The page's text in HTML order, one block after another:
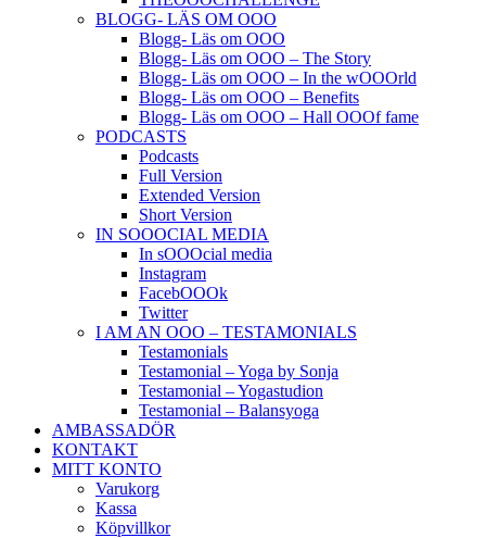
BLOGG- LÄS OM OOO
Blogg- Läs om OOO
Blogg- Läs om OOO – The Story
Blogg- Läs om OOO – In the wOOOrld
Blogg- Läs om OOO – Benefits
Blogg- Läs om OOO – Hall OOOf fame
PODCASTS
Podcasts
Full Version
Extended Version
Short Version
IN SOOOCIAL MEDIA
In sOOOcial media
Instagram
FacebOOOk
Twitter
I AM AN OOO – TESTAMONIALS
Testamonials
Testamonial – Yoga by Sonja
Testamonial – Yogastudion
Testamonial – Balansyoga
AMBASSADÖR
KONTAKT
MITT KONTO
Varukorg
Kassa
Köpvillkor